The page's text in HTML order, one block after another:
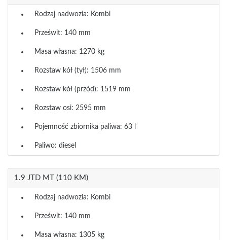
Rodzaj nadwozia: Kombi
Prześwit: 140 mm
Masa własna: 1270 kg
Rozstaw kół (tył): 1506 mm
Rozstaw kół (przód): 1519 mm
Rozstaw osi: 2595 mm
Pojemność zbiornika paliwa: 63 l
Paliwo: diesel
1.9 JTD MT (110 KM)
Rodzaj nadwozia: Kombi
Prześwit: 140 mm
Masa własna: 1305 kg